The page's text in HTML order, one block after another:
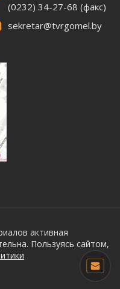
(0232) 34-27-68 (факс)
sekretar@tvrgomel.by
активная
Пользуясь сайтом,